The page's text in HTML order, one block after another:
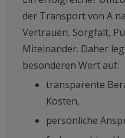
der Transport von A
Vertrauen, Sorgfalt,
Miteinander. Daher
besonderen Wert auf:
transparente
Kosten,
persönliche